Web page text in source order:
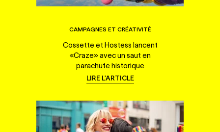
CAMPAGNES ET CRÉATIVITÉ
Cossette et Hostess lancent
«Craze» avec un saut en
parachute historique
LIRE L'ARTICLE